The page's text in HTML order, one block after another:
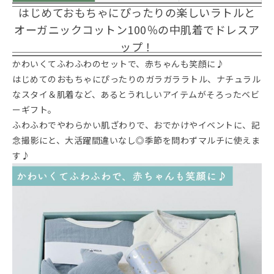
はじめておもちゃにぴったりの楽しいラトルと
オーガニックコットン100％の中肌着でドレスア
ップ！
かわいくてふわふわのセットで、赤ちゃんも笑顔に♪
はじめてのおもちゃにぴったりのガラガララトル、ナチュラル
なスタイ＆肌着など、あるとうれしいアイテムがそろったベビ
ーギフト。
ふわふわでやわらかい肌ざわりで、おでかけやイベントに、記
念撮影にと、大活躍間違いなし◎季節を問わずマルチに使えま
す♪